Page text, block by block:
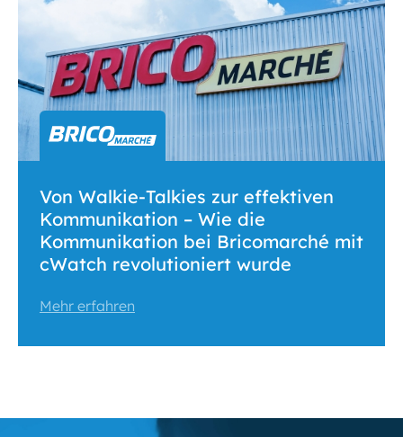
Von Walkie-Talkies zur effektiven
Kommunikation – Wie die
Kommunikation bei Bricomarché mit
cWatch revolutioniert wurde
Mehr erfahren